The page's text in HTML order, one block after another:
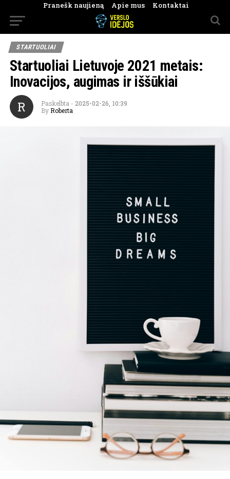
Pranešk naujieną Apie mus Kontaktai
STARTUOLIAI
Startuoliai Lietuvoje 2021 metais:
Inovacijos, augimas ir iššūkiai
R Paskelbta - 2025-02-26, 10:39
By Roberta